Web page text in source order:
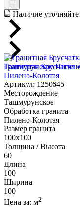
Наличие
Гранитная
Пилено-Колотая
Артикул: 1250645
Месторождение
Ташмурунское
Обработка гранита
Пилено-Колотая
Размер гранита
100х100
Толщина / Высота
60
Длина
100
Ширина
100
Цена за: м2